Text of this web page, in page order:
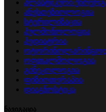
პლასტიკური
ანესთეზიოლოგია
სტერილიზაცია
პულმონოლოგია
პედიატრია
ოფთალმოლოგია
გინეკოლოგია
ფიზიოთერაპია
დიაგნოსტიკა
ნავიგაცია